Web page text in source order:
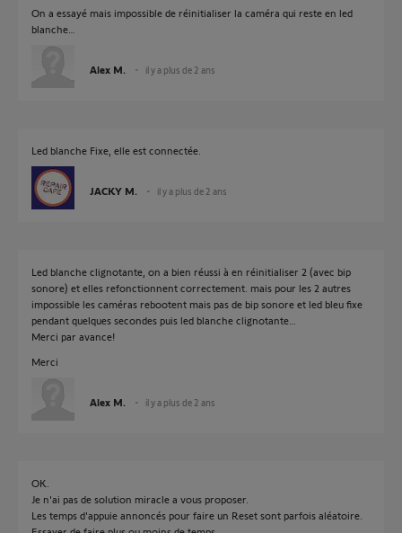
On a essayé mais impossible de réinitialiser la caméra qui reste en led
blanche…
Alex M. il y a plus de 2 ans
Led blanche Fixe, elle est connectée.
JACKY M. il y a plus de 2 ans
Led blanche clignotante, on a bien réussi à en réinitialiser 2 (avec bip
sonore) et elles refonctionnent correctement. mais pour les 2 autres
impossible les caméras rebootent mais pas de bip sonore et led bleu fixe
pendant quelques secondes puis led blanche clignotante…
Merci par avance!
Merci
Alex M. il y a plus de 2 ans
OK.
Je n'ai pas de solution miracle a vous proposer.
Les temps d'appuie annoncés pour faire un Reset sont parfois aléatoire.